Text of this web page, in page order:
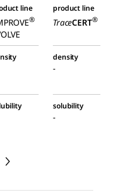
line
®
product line
TraceCERT®
density
-
solubility
-